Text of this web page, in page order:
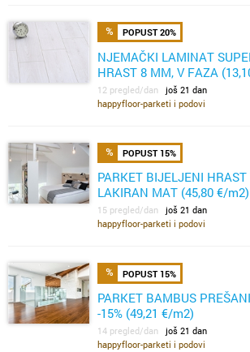
POPUST 20%
NJEMAČKI LAMINAT
HRAST 8 MM, V FAZA
12 pregled/dan još 21 dan
happyfloor-parketi i podovi
POPUST 15%
PARKET BIJELJENI HRAST
LAKIRAN MAT (45,80 €/m2)
15 pregled/dan još 21 dan
happyfloor-parketi i podovi
POPUST 15%
PARKET BAMBUS
-15% (49,21 €/m2)
14 pregled/dan još 21 dan
happyfloor-parketi i podovi